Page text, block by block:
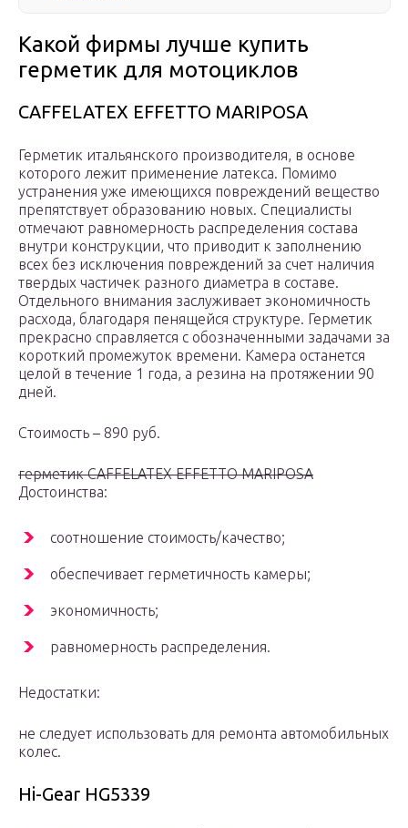
Какой фирмы лучше купить
герметик для мотоциклов
CAFFELATEX EFFETTO MARIPOSA
Герметик итальянского производителя, в основе
которого лежит применение латекса. Помимо
устранения уже имеющихся повреждений вещество
препятствует образованию новых. Специалисты
отмечают равномерность распределения состава
внутри конструкции, что приводит к заполнению
всех без исключения повреждений за счет наличия
твердых частичек разного диаметра в составе.
Отдельного внимания заслуживает экономичность
расхода, благодаря пенящейся структуре. Герметик
прекрасно справляется с обозначенными задачами за
короткий промежуток времени. Камера останется
целой в течение 1 года, а резина на протяжении 90
дней.
Стоимость – 890 руб.
герметик CAFFELATEX EFFETTO MARIPOSA
Достоинства:
соотношение стоимость/качество;
обеспечивает герметичность камеры;
экономичность;
равномерность распределения.
Недостатки:
не следует использовать для ремонта автомобильных
колес.
Hi-Gear HG5339